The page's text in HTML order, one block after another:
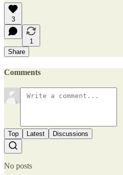
3
1
Share
Comments
Top Latest Discussions
No posts